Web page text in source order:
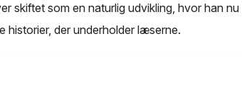
skiftet som en naturlig udvikling, hvor han
historier, der underholder læserne.